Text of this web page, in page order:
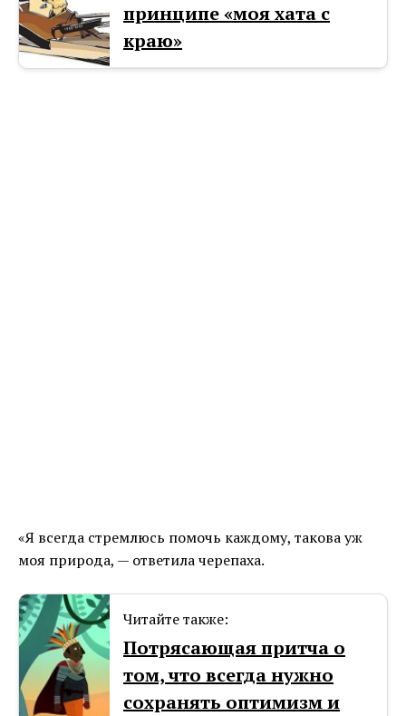
принципе «моя хата с
краю»
«Я всегда стремлюсь помочь каждому, такова уж
моя природа, — ответила черепаха.
Читайте также:
Потрясающая притча о
том, что всегда нужно
сохранять оптимизм и